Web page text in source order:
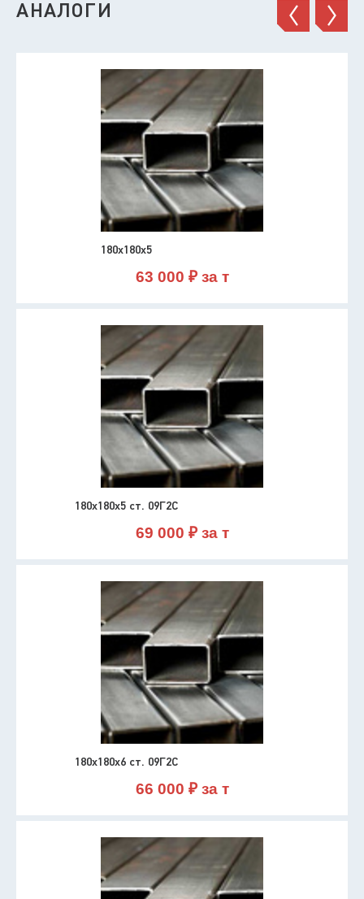
АНАЛОГИ
180х180х5
63 000 ₽ за т
180х180х5 ст. 09Г2С
69 000 ₽ за т
180х180х6 ст. 09Г2С
66 000 ₽ за т